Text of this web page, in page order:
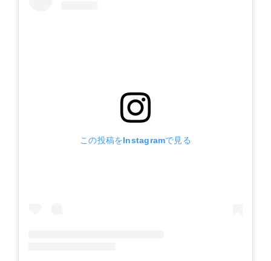
この投稿をInstagramで見る